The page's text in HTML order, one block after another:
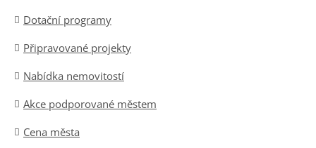
Dotační programy
Připravované projekty
Nabídka nemovitostí
Akce podporované městem
Cena města